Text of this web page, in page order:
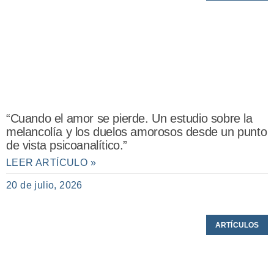
“Cuando el amor se pierde. Un estudio sobre la
melancolía y los duelos amorosos desde un punto
de vista psicoanalítico.”
LEER ARTÍCULO »
20 de julio, 2026
ARTÍCULOS